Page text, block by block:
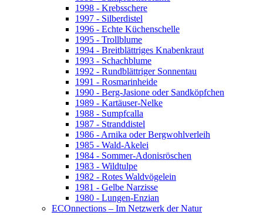
1998 - Krebsschere
1997 - Silberdistel
1996 - Echte Küchenschelle
1995 - Trollblume
1994 - Breitblättriges Knabenkraut
1993 - Schachblume
1992 - Rundblättriger Sonnentau
1991 - Rosmarinheide
1990 - Berg-Jasione oder Sandköpfchen
1989 - Kartäuser-Nelke
1988 - Sumpfcalla
1987 - Stranddistel
1986 - Arnika oder Bergwohlverleih
1985 - Wald-Akelei
1984 - Sommer-Adonisröschen
1983 - Wildtulpe
1982 - Rotes Waldvögelein
1981 - Gelbe Narzisse
1980 - Lungen-Enzian
ECOnnections – Im Netzwerk der Natur